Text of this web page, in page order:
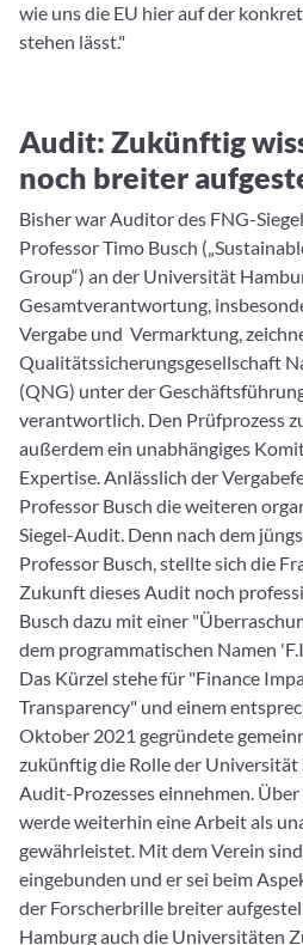
wie uns die EU hier auf der
stehen lässt."
Audit: Zukünftig
noch breiter
Bisher war Auditor des FNG-
Professor Timo Busch
Group“) an der Universität
Gesamtverantwortung,
Vergabe und Vermarktung,
Qualitätssicherungsgesellschaft
(QNG) unter der
verantwortlich. Den Prüfprozess
außerdem ein unabhängiges
Expertise. Anlässlich der
Professor Busch die weiteren
Siegel-Audit. Denn nach dem
Professor Busch, stellte sich die
Zukunft dieses Audit noch
Busch dazu mit einer
dem programmatischen Namen
Das Kürzel stehe für "Finance
Transparency" und einem
Oktober 2021 gegründete
zukünftig die Rolle der
Audit-Prozesses einnehmen.
werde weiterhin eine Arbeit als
gewährleistet. Mit dem Verein
eingebunden und er sei beim
der Forscherbrille breiter
Hamburg auch die Universitäten